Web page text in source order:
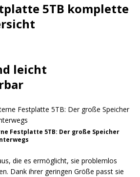
5TB komplette
leicht
Festplatte 5TB: Der große Speicher
die es ermöglicht, sie problemlos
Dank ihrer geringen Größe passt sie